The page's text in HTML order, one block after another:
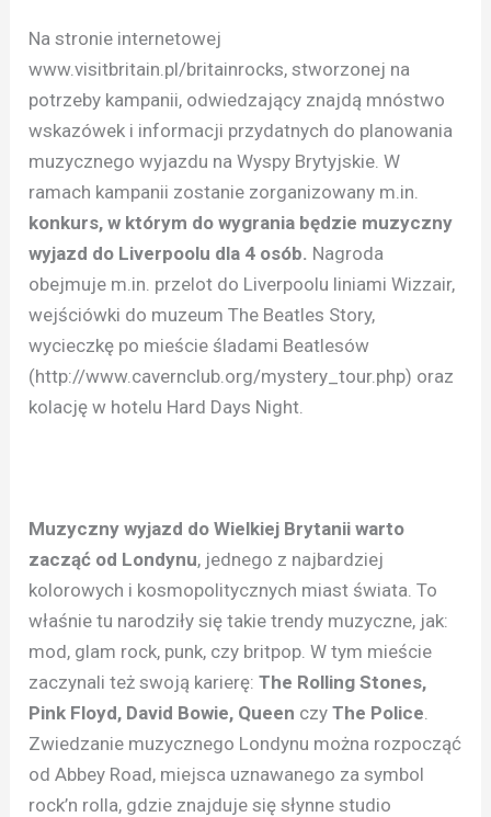
Na stronie internetowej
www.visitbritain.pl/britainrocks, stworzonej na
potrzeby kampanii, odwiedzający znajdą mnóstwo
wskazówek i informacji przydatnych do planowania
muzycznego wyjazdu na Wyspy Brytyjskie. W
ramach kampanii zostanie zorganizowany m.in.
konkurs, w którym do wygrania będzie muzyczny
wyjazd do Liverpoolu dla 4 osób. Nagroda
obejmuje m.in. przelot do Liverpoolu liniami Wizzair,
wejściówki do muzeum The Beatles Story,
wycieczkę po mieście śladami Beatlesów
(http://www.cavernclub.org/mystery_tour.php) oraz
kolację w hotelu Hard Days Night.
Muzyczny wyjazd do Wielkiej Brytanii warto
zacząć od Londynu, jednego z najbardziej
kolorowych i kosmopolitycznych miast świata. To
właśnie tu narodziły się takie trendy muzyczne, jak:
mod, glam rock, punk, czy britpop. W tym mieście
zaczynali też swoją karierę:The Rolling Stones,
Pink Floyd, David Bowie, Queen czyThe Police
Zwiedzanie muzycznego Londynu można rozpocząć
od Abbey Road, miejsca uznawanego za symbol
rock’n rolla, gdzie znajduje się słynne studio